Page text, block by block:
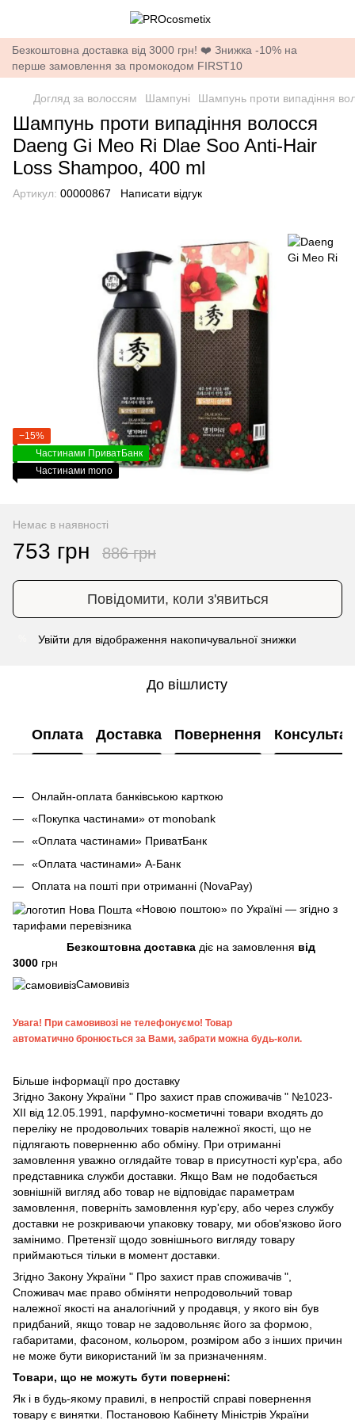
Безкоштовна доставка від 3000 грн! ❤️ Знижка -10% на
перше замовлення за промокодом FIRST10
Догляд за волоссям Шампуні Шампунь проти випадіння
Шампунь проти випадіння волосся
Daeng Gi Meo Ri Dlae Soo Anti-Hair
Loss Shampoo, 400 ml
Артикул: 00000867 Написати відгук
−15%
Частинами ПриватБанк
Частинами mono
Немає в наявності
753 грн 886 грн
Повідомити, коли з'явиться
Увійти для відображення накопичувальної знижки
До вішлисту
Оплата Доставка Повернення
Онлайн-оплата банківською карткою
«Покупка частинами» от monobank
«Оплата частинами» ПриватБанк
«Оплата частинами» А-Банк
Оплата на пошті при отриманні (NovaPay)
«Новою поштою» по Україні — згідно з
тарифами перевізника
Безкоштовна доставка діє на замовлення від
3000 грн
Самовивіз
Увага! При самовивозі не телефонуємо! Товар
автоматично бронюється за Вами, забрати можна будь-коли.
Більше інформації про доставку
Згідно Закону України " Про захист прав споживачів " №1023-
XII від 12.05.1991, парфумно-косметичні товари входять до
переліку не продовольчих товарів належної якості, що не
підлягають поверненню або обміну. При отриманні
замовлення уважно оглядайте товар в присутності кур'єра, або
представника служби доставки. Якщо Вам не подобається
зовнішній вигляд або товар не відповідає параметрам
замовлення, поверніть замовлення кур'єру, або через службу
доставки не розкриваючи упаковку товару, ми обов'язково його
замінимо. Претензії щодо зовнішнього вигляду товару
приймаються тільки в момент доставки.
Згідно Закону України " Про захист прав споживачів ",
Споживач має право обміняти непродовольчий товар
належної якості на аналогічний у продавця, у якого він був
придбаний, якщо товар не задовольняє його за формою,
габаритами, фасоном, кольором, розміром або з інших причин
не може бути використаний їм за призначенням.
Товари, що не можуть бути повернені:
Як і в будь-якому правилі, в непростій справі повернення
товару є винятки. Постановою Кабінету Міністрів України